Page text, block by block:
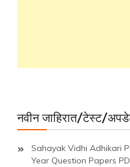
नवीन जाहिरात/टेस्ट/
Sahayak Vidhi Adhikari
Year Question Papers